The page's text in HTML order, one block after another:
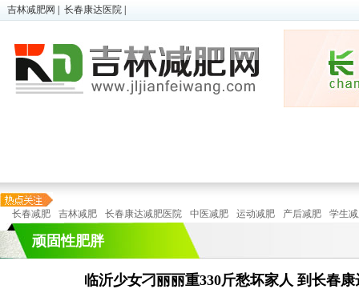
吉林减肥网 长春康达医院
长春减肥 吉林减肥 长春康达减肥医院 中医减肥 运动减肥 产后减肥 学生
顽固性肥胖
临沂少女刁丽丽重330斤愁坏家人 到长春